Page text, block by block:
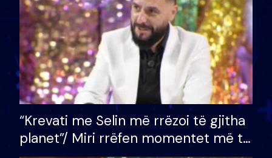
“Krevati me Selin më rrëzoi të gjitha
planet”/ Miri rrëfen momentet më të